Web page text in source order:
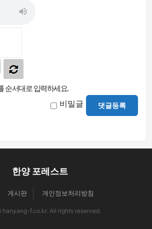
순서대로 입력하세요.
비밀글 댓글등록
한양 포레스트
게시판 개인정보처리방침
f.co.kr. All rights reserved.